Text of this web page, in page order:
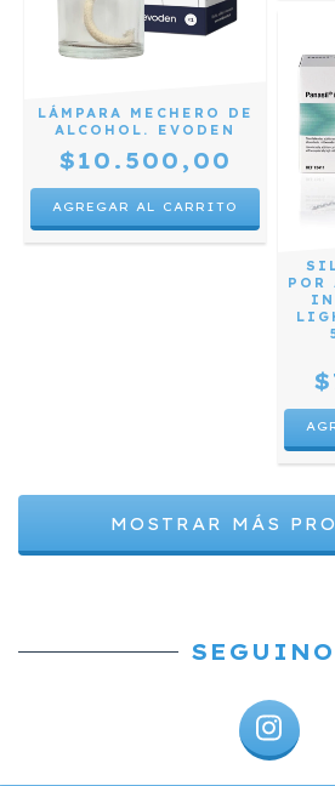
LÁMPARA MECHERO DE
ALCOHOL. EVODEN
$10.500,00
POR
MOSTRAR MÁS